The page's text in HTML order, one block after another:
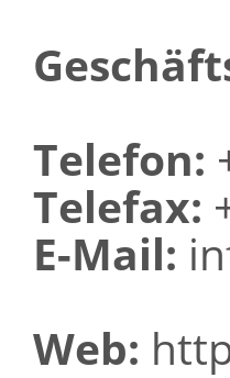
Telefon:
Telefax:
E-Mail:
Web: